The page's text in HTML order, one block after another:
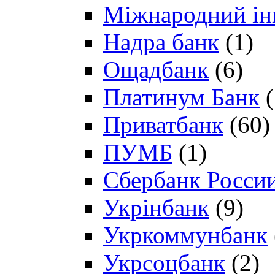
Міжнародний
Надра банк (1)
Ощадбанк (6)
Платинум Банк
Приватбанк (60)
ПУМБ (1)
Сбербанк
Укрінбанк (9)
Укркоммунбанк
Укрсоцбанк (2)